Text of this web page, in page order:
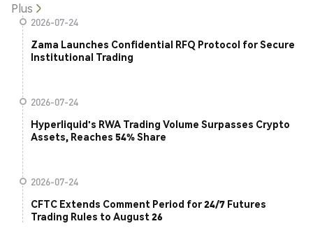
Plus
2026-07-24
Zama Launches Confidential RFQ Protocol for Secure
Institutional Trading
2026-07-24
Hyperliquid's RWA Trading Volume Surpasses Crypto
Assets, Reaches 54% Share
2026-07-24
CFTC Extends Comment Period for 24/7 Futures
Trading Rules to August 26